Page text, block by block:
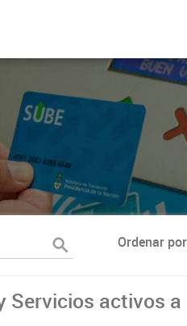
Ordenar por
Servicios activos a